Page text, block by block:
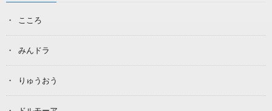
こころ
みんドラ
りゅうおう